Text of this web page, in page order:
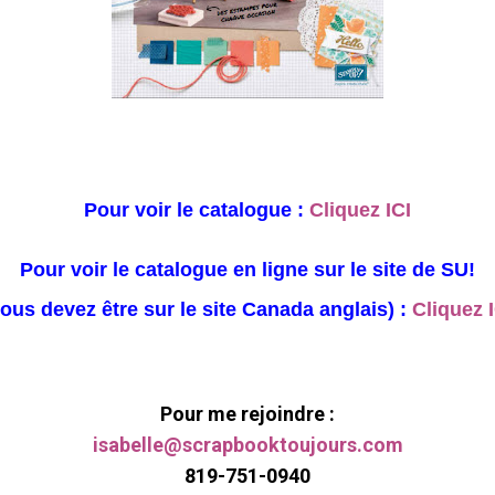
Pour voir le catalogue : Cliquez ICI
Pour voir le catalogue en ligne sur le site de SU!
devez être sur le site Canada anglais) : Cliquez
Pour me rejoindre :
isabelle@scrapbooktoujours.com
819-751-0940